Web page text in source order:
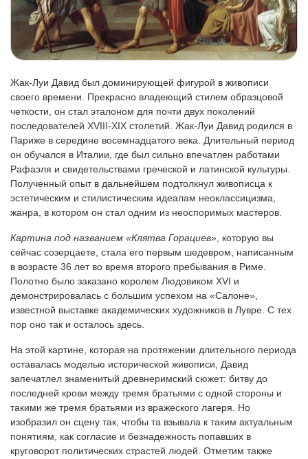
Жак-Луи Давид был доминирующей фигурой в живописи
своего времени. Прекрасно владеющий стилем образцовой
четкости, он стал эталоном для почти двух поколений
последователей XVIII-XIX столетий. Жак-Луи Давид родился в
Париже в середине восемнадцатого века. Длительный период
он обучался в Италии, где был сильно впечатлен работами
Рафаэля и свидетельствами греческой и латинской культуры.
Полученный опыт в дальнейшем подтолкнул живописца к
эстетическим и стилистическим идеалам неоклассицизма,
жанра, в котором он стал одним из неоспоримых мастеров.
Картина под названием «Клятва Горациев» , которую вы
сейчас созерцаете, стала его первым шедевром, написанным
в возрасте 36 лет во время второго пребывания в Риме.
Полотно было заказано королем Людовиком XVI и
демонстрировалась с большим успехом на «Салоне»,
известной выставке академических художников в Лувре. С тех
пор оно так и осталось здесь.
На этой картине, которая на протяжении длительного периода
оставалась моделью исторической живописи, Давид
запечатлел знаменитый древнеримский сюжет: битву до
последней крови между тремя братьями с одной стороны и
такими же тремя братьями из вражеского лагеря. Но
изобразил он сцену так, чтобы та взывала к таким актуальным
понятиям, как согласие и безнадежность попавших в
круговорот политических страстей людей. Отметим также